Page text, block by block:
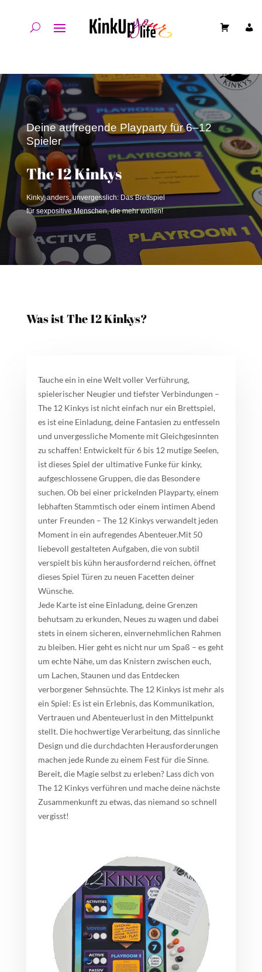
Deine aufregende Playparty für 6–12
Spieler
The 12 Kinkys
Kinky, anders, unvergesslich: Das Brettspiel
für sexpositive Menschen, die mehr wollen!
Was ist The 12 Kinkys?
Tauche ein in eine Welt voller Verführung,
spielerischer Neugier und tiefster Verbindungen –
The 12 Kinkysist nicht einfach nur ein Brettspiel,
es ist eine Einladung, deine Fantasien zu entfesseln
und unvergessliche Momente mit Gleichgesinnten
zu schaffen! Entwickelt für 6 bis 12 mutige Seelen,
ist dieses Spiel der ultimative Funke für kinky,
aufgeschlossene Gruppen, die das Besondere
suchen. Ob bei einer prickelnden Playparty, einem
lebhaften Stammtisch oder einem intimen Abend
unter Freunden – The 12 Kinkysverwandelt jeden
Moment in ein aufregendes Abenteuer.Mit 50
liebevoll gestalteten Aufgaben, die von subtil
verspielt bis kühn herausfordernd reichen, öffnet
dieses Spiel Türen zu neuen Facetten deiner
Wünsche.
Jede Karte ist eine Einladung, deine Grenzen
behutsam zu erkunden, Neues zu wagen und dabei
stets in einem sicheren, einvernehmlichen Rahmen
zu bleiben. Hier geht es nicht nur um Spaß – es geht
um echte Nähe, um das Knistern zwischen euch,
um Lachen, Staunen und das Entdecken
verborgener Sehnsüchte.The 12 Kinkysist mehr als
ein Spiel: Es ist ein Erlebnis, das Kommunikation,
Vertrauen und Abenteuerlust in den Mittelpunkt
stellt. Die hochwertige Verarbeitung, das sinnliche
Design und die durchdachten Herausforderungen
machen jede Runde zu einem Fest für die Sinne.
Bereit, die Magie selbst zu erleben? Lass dich von
The 12 Kinkysverführen und mache deine nächste
Zusammenkunft zu etwas, das niemand so schnell
vergisst!